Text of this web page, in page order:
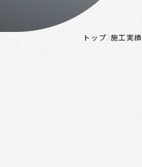
トップ 施工実績